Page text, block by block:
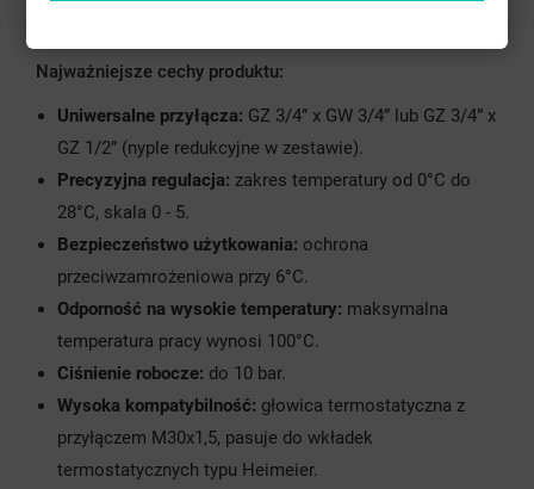
działania.
Najważniejsze cechy produktu:
Uniwersalne przyłącza: GZ 3/4” x GW 3/4” lub GZ 3/4” x
GZ 1/2” (nyple redukcyjne w zestawie).
Precyzyjna regulacja: zakres temperatury od 0°C do
28°C, skala 0 - 5.
Bezpieczeństwo użytkowania: ochrona
przeciwzamrożeniowa przy 6°C.
Odporność na wysokie temperatury: maksymalna
temperatura pracy wynosi 100°C.
Ciśnienie robocze: do 10 bar.
Wysoka kompatybilność: głowica termostatyczna z
przyłączem M30x1,5, pasuje do wkładek
termostatycznych typu Heimeier.